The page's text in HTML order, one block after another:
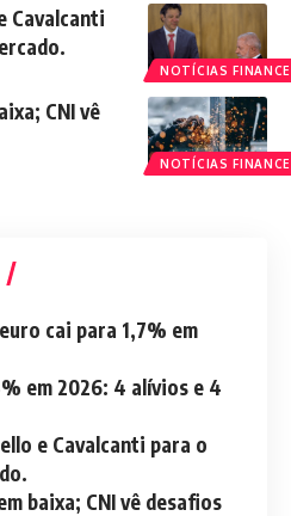
NOTÍCIAS
Cavalcanti
NOTÍCIAS
CNI vê
cai para 1,7% em
em 2026: 4 alívios e 4
e Cavalcanti para o
baixa; CNI vê desafios